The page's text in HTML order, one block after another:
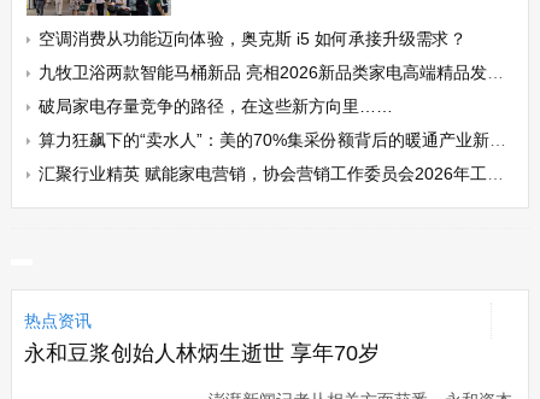
空调消费从功能迈向体验，奥克斯 i5 如何承接升级需求？
九牧卫浴两款智能马桶新品 亮相2026新品类家电高端精品发布会
破局家电存量竞争的路径，在这些新方向里……
算力狂飙下的“卖水人”：美的70%集采份额背后的暖通产业新逻辑
汇聚行业精英 赋能家电营销，协会营销工作委员会2026年工作会议在宁波召开
热点资讯
永和豆浆创始人林炳生逝世 享年70岁